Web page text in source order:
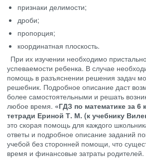
признаки делимости;
дроби;
пропорция;
координатная плоскость.
При их изучении необходимо
успеваемости ребенка. В случае
помощь в разъяснении решения задач
решебник. Подробное описание даст
более самостоятельными и решать
любое время. «ГДЗ по математике за 6
тетради Ериной Т. М. (к учебнику
это скорая помощь для каждого
ответы и подробное описание заданий
учебой без сторонней помощи, что
время и финансовые затраты родителей.